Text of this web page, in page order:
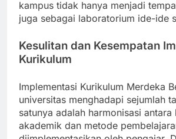
kampus tidak hanya menjadi
juga sebagai laboratorium ide-ide
Kesulitan dan Kesempatan
Kurikulum
Implementasi Kurikulum Merdeka
universitas menghadapi sejumlah
satunya adalah harmonisasi antara
akademik dan metode